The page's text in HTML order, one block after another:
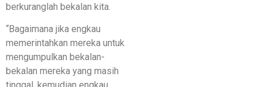
berkuranglah bekalan kita.
“Bagaimana jika engkau
memerintahkan mereka untuk
mengumpulkan bekalan-
bekalan mereka yang masih